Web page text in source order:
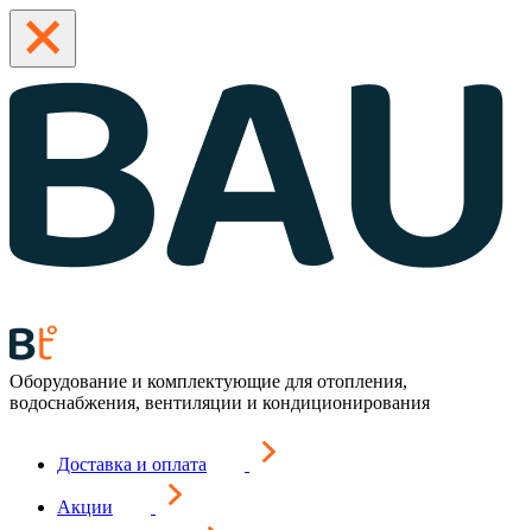
Оборудование и комплектующие для отопления,
водоснабжения, вентиляции и кондиционирования
Доставка и оплата
Акции